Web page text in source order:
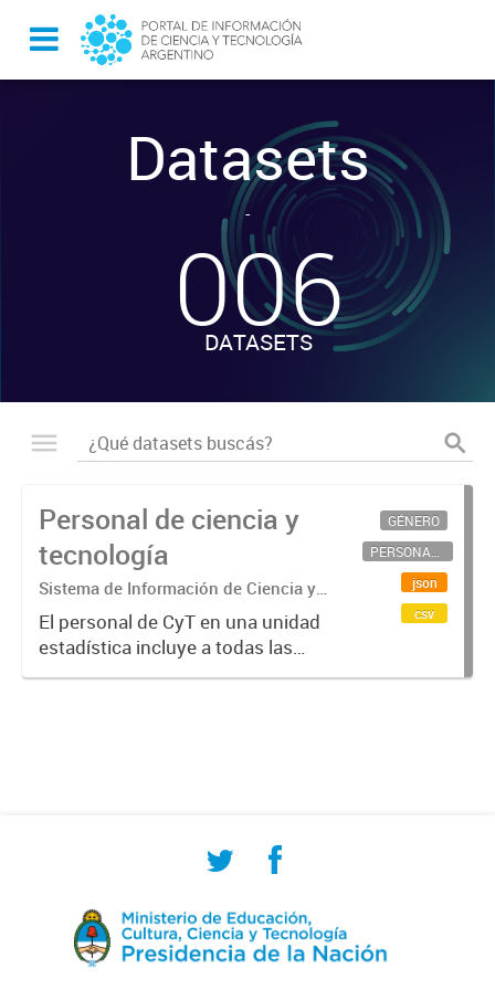
Datasets
-
006
DATASETS
Personal de ciencia y
tecnología
Sistema de Información de Ciencia y
Tecnología Argentino (SICYTAR)
El personal de CyT en una unidad
estadística incluye a todas las
personas involucradas
GÉNERO
PERSONAL CIENTÍFICO-TECNOLÓGICO
json
csv